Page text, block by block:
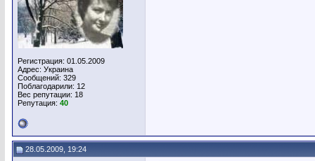
Регистрация: 01.05.2009
Адрес: Украина
Сообщений: 329
Поблагодарили: 12
Вес репутации: 18
Репутация: 40
28.05.2009, 19:24